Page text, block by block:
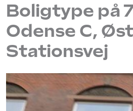
Boligtype på
Odense C,
Stationsvej